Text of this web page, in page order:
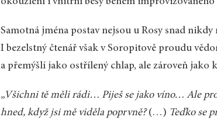
Samotná jména postav nejsou u Rosy snad
I bezelstný čtenář však v Soropitově proudu
a přemýšlí jako ostřílený chlap, ale zároveň jako
„Všichni tě měli rádi… Piješ se jako víno… Ale
hned, když jsi mě viděla poprvně?(…) Teďko se